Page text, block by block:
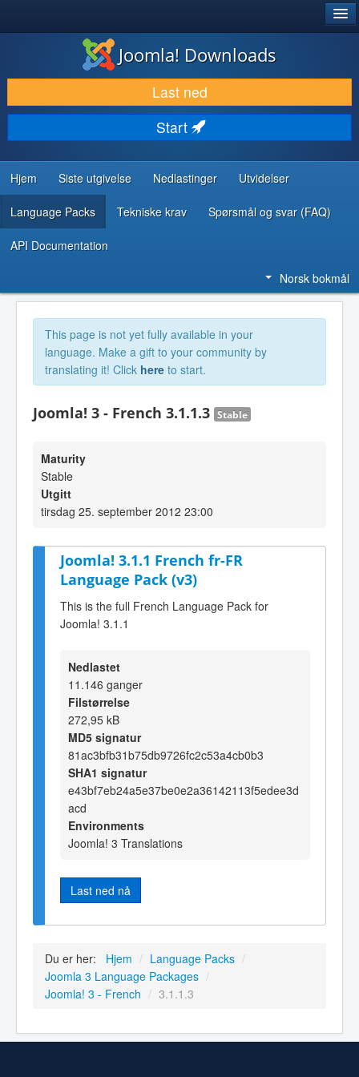
LAST NED & UTVID
OPPDAG & LÆR
SAMFUNN & BRUKERSTØTTE
UTVIKLINGSRESSURSER
Joomla! Downloads
Last ned
Start
Hjem Siste utgivelse Nedlastinger Utvidelser
Language Packs Tekniske krav Spørsmål og svar (FAQ)
API Documentation
Norsk bokmål
This page is not yet fully available in your
language. Make a gift to your community by
translating it! Click here to start.
Joomla! 3 - French 3.1.1.3 Stable
Maturity
Stable
Utgitt
tirsdag 25. september 2012 23:00
Joomla! 3.1.1 French fr-FR
Language Pack (v3)
This is the full French Language Pack for
Joomla! 3.1.1
Nedlastet
11.146 ganger
Filstørrelse
272,95 kB
MD5 signatur
81ac3bfb31b75db9726fc2c53a4cb0b3
SHA1 signatur
e43bf7eb24a5e37be0e2a36142113f5edee3d
acd
Environments
Joomla! 3 Translations
Last ned nå
Du er her: Hjem / Language Packs /
Joomla 3 Language Packages /
Joomla! 3 - French / 3.1.1.3